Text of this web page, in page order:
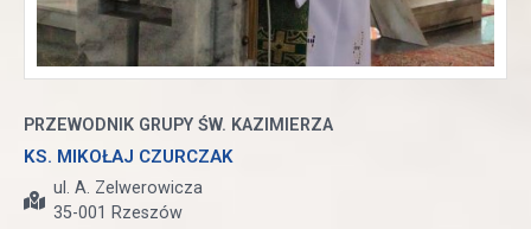
PRZEWODNIK GRUPY ŚW. KAZIMIERZA
KS. MIKOŁAJ CZURCZAK
ul. A. Zelwerowicza
35-001 Rzeszów